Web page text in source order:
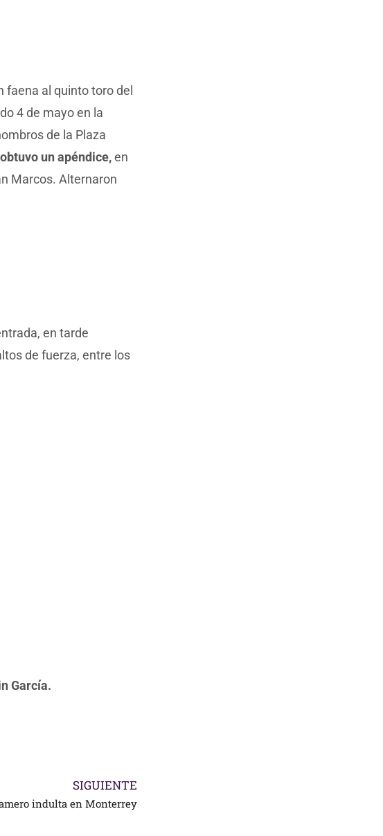
faena al quinto toro del
4 de mayo en la
de la Plaza
un apéndice,en
Marcos. Alternaron
en tarde
de fuerza, entre los
García.
SIGUIENTE
indulta en Monterrey